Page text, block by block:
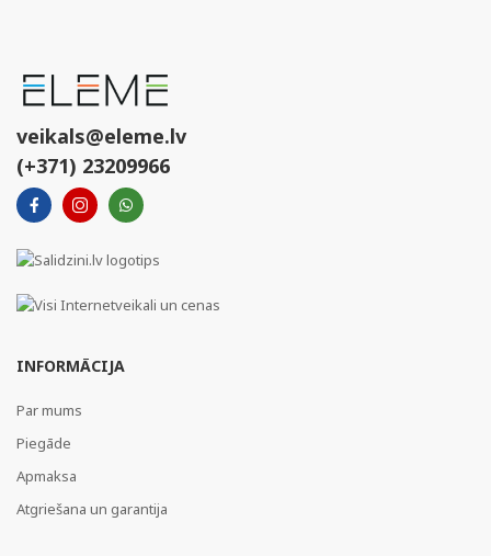
veikals@eleme.lv
(+371) 23209966
INFORMĀCIJA
Par mums
Piegāde
Apmaksa
Atgriešana un garantija